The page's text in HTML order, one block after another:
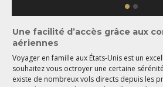
Une facilité d’accès grâce aux
aériennes
Voyager en famille aux États-Unis est un
souhaitez vous octroyer une certaine
existe de nombreux vols directs depuis les